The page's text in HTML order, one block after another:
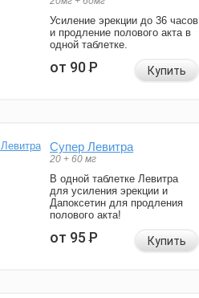
Усиление эрекции до 36 часов
и продление полового акта в
одной таблетке.
от 90Р Купить
Супер Левитра
20 + 60 мг
В одной таблетке Левитра
для усиления эрекции и
Дапоксетин для продления
полового акта!
от 95Р Купить